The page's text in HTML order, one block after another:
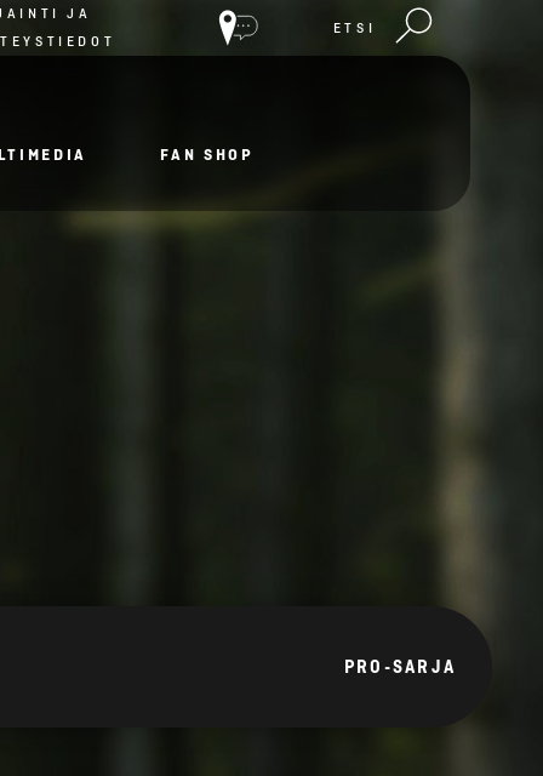
JA
ETSI
FAN SHOP
PRO-SARJA